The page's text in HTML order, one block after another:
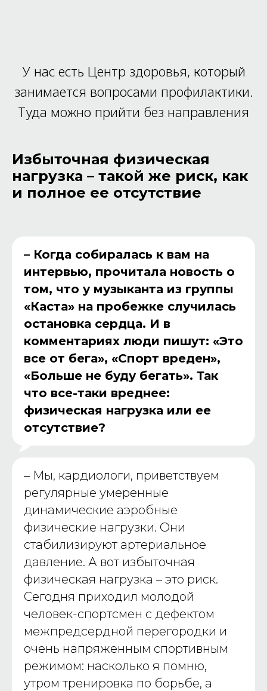
У нас есть Центр здоровья, который
занимается вопросами профилактики.
Туда можно прийти без направления
Избыточная физическая
нагрузка – такой же риск, как
и полное ее отсутствие
– Когда собиралась к вам на
интервью, прочитала новость о
том, что у музыканта из группы
«Каста» на пробежке случилась
остановка сердца. И в
комментариях люди пишут: «Это
все от бега», «Спорт вреден»,
«Больше не буду бегать». Так
что все-таки вреднее:
физическая нагрузка или ее
отсутствие?
– Мы, кардиологи, приветствуем
регулярные умеренные
динамические аэробные
физические нагрузки. Они
стабилизируют артериальное
давление. А вот избыточная
физическая нагрузка – это риск.
Сегодня приходил молодой
человек-спортсмен с дефектом
межпредсердной перегородки и
очень напряженным спортивным
режимом: насколько я помню,
утром тренировка по борьбе, а